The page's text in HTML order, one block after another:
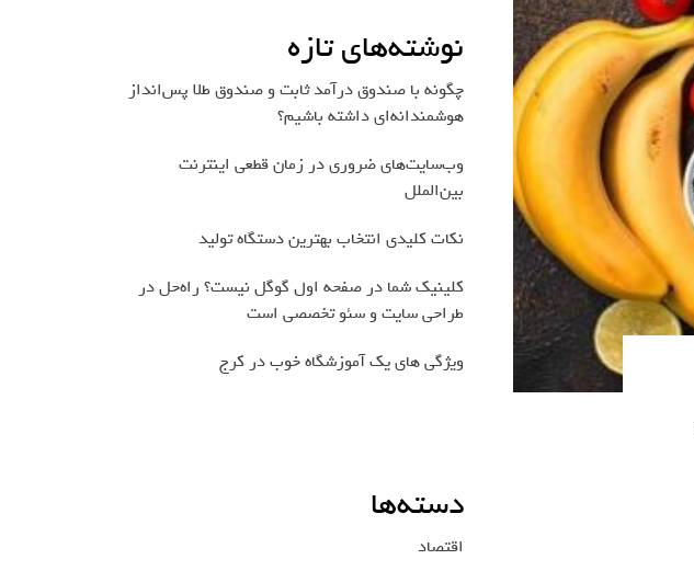
نوشته‌های تازه
چگونه با صندوق درآمد ثابت و صندوق طلا پس‌انداز
هوشمندانه‌ای داشته باشیم؟
وب‌سایت‌های ضروری در زمان قطعی اینترنت
بین‌الملل
نکات کلیدی انتخاب بهترین دستگاه تولید
کلینیک شما در صفحه اول گوگل نیست؟ راه‌حل در
طراحی سایت و سئو تخصصی است
ویژگی های یک آموزشگاه خوب در کرج
دسته‌ها
اقتصاد